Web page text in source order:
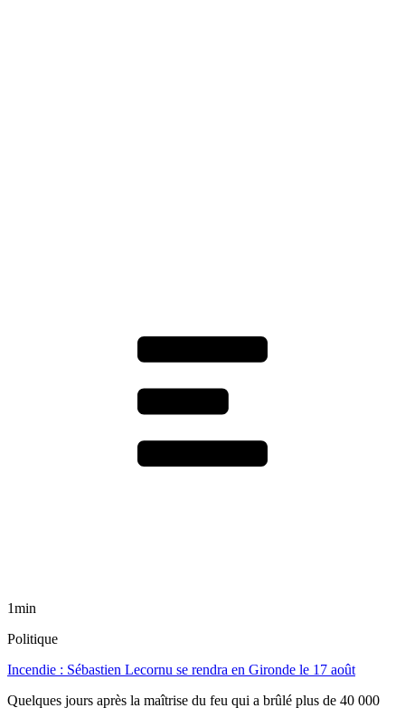
1min
Politique
Incendie : Sébastien Lecornu se rendra en Gironde le 17 août
Quelques jours après la maîtrise du feu qui a brûlé plus de 40 000